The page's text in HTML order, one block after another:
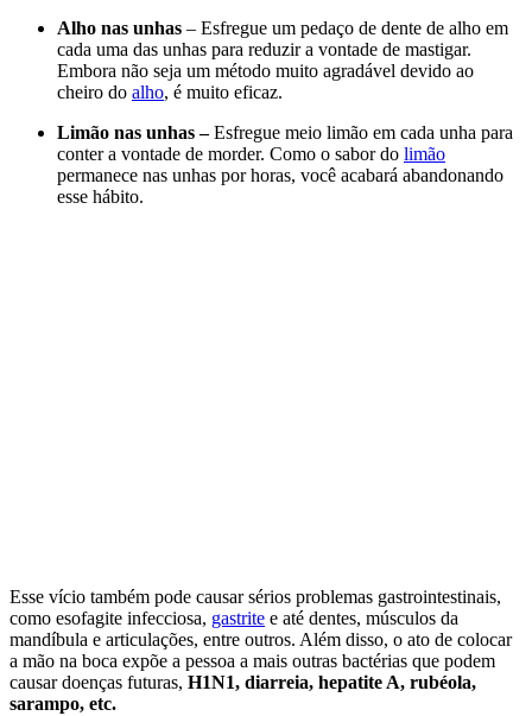
Alho nas unhas – Esfregue um pedaço de dente de alho em
cada uma das unhas para reduzir a vontade de mastigar.
Embora não seja um método muito agradável devido ao
cheiro do alho, é muito eficaz.
Limão nas unhas –Esfregue meio limão em cada unha para
conter a vontade de morder. Como o sabor do limão
permanece nas unhas por horas, você acabará abandonando
esse hábito.
Esse vício também pode causar sérios problemas gastrointestinais,
como esofagite infecciosa, gastrite e até dentes, músculos da
mandíbula e articulações, entre outros. Além disso, o ato de colocar
a mão na boca expõe a pessoa a mais outras bactérias que podem
causar doenças futuras, H1N1, diarreia, hepatite A, rubéola,
sarampo, etc.